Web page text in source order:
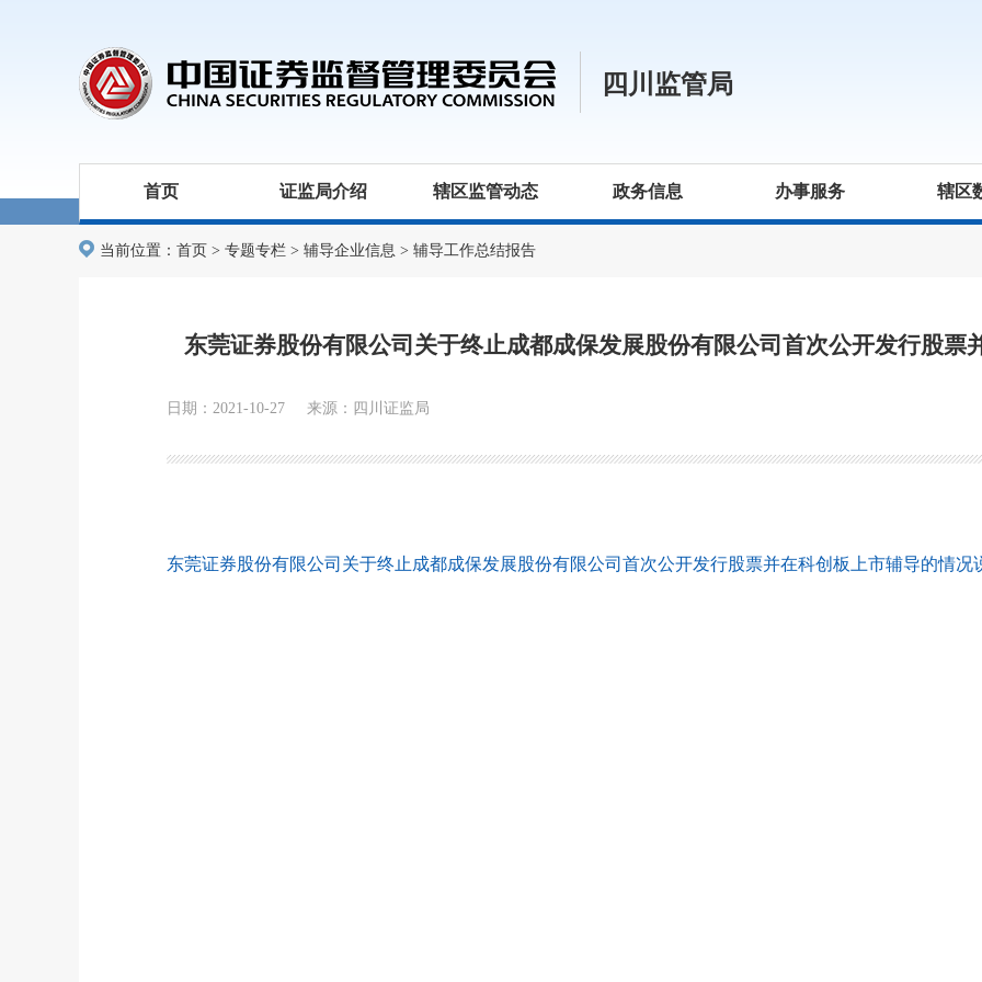
四川监管局
首页 证监局介绍 辖区监管动态 政务信息 办事服务 辖区
当前位置： 首页 > 专题专栏 > 辅导企业信息 > 辅导工作总结报告
东莞证券股份有限公司关于终止成都成保发展股份有限公司首次公开发行股票
日期：2021-10-27 来源：四川证监局
东莞证券股份有限公司关于终止成都成保发展股份有限公司首次公开发行股票并在科创板上市辅导的情况